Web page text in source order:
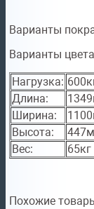
Варианты
Варианты
Нагрузка:
Длина:
Ширина:
Высота:
Вес:
65кг
Похожие